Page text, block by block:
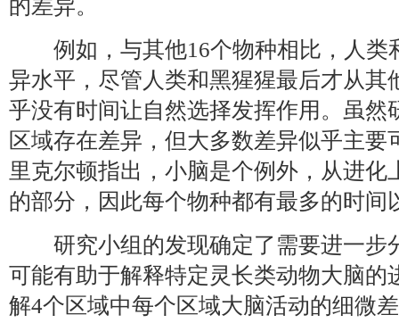
的差异。
例如，与其他16个物种相比，人类
异水平，尽管人类和黑猩猩最后才从其
乎没有时间让自然选择发挥作用。虽然
区域存在差异，但大多数差异似乎主
里克尔顿指出，小脑是个例外，从进化
的部分，因此每个物种都有最多的时间
研究小组的发现确定了需要进一步
可能有助于解释特定灵长类动物大脑的
解4个区域中每个区域大脑活动的细微